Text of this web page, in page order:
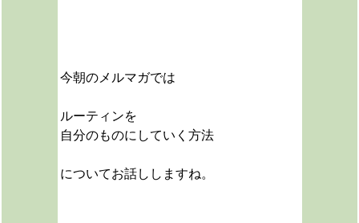
今朝のメルマガでは
ルーティンを
自分のものにしていく方法
についてお話ししますね。